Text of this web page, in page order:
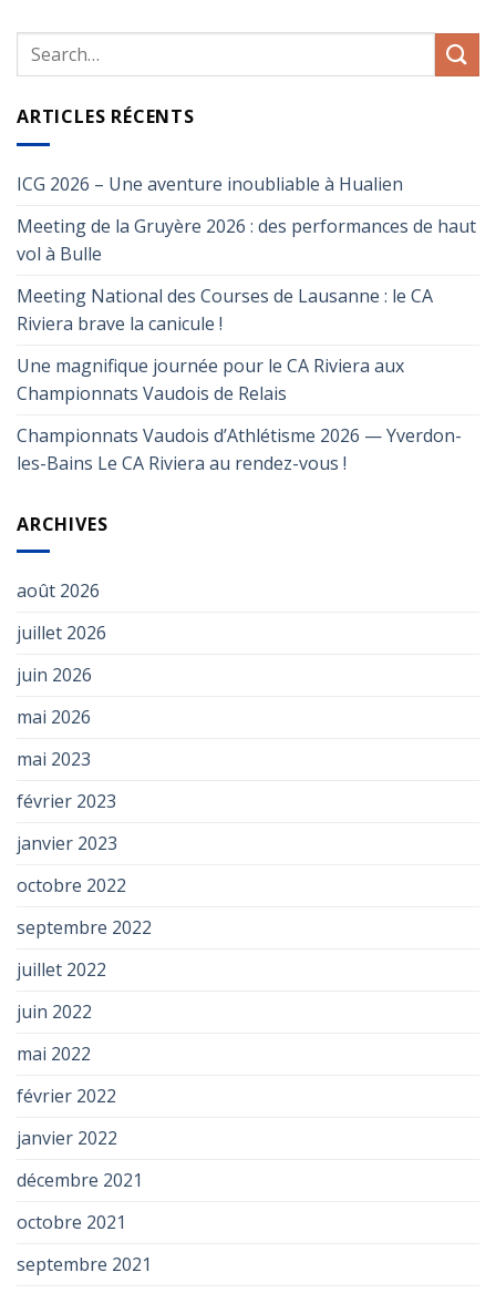
ARTICLES RÉCENTS
ICG 2026 – Une aventure inoubliable à Hualien
Meeting de la Gruyère 2026 : des performances de haut
vol à Bulle
Meeting National des Courses de Lausanne : le CA
Riviera brave la canicule !
Une magnifique journée pour le CA Riviera aux
Championnats Vaudois de Relais
Championnats Vaudois d’Athlétisme 2026 — Yverdon-
les-Bains Le CA Riviera au rendez-vous !
ARCHIVES
août 2026
juillet 2026
juin 2026
mai 2026
mai 2023
février 2023
janvier 2023
octobre 2022
septembre 2022
juillet 2022
juin 2022
mai 2022
février 2022
janvier 2022
décembre 2021
octobre 2021
septembre 2021